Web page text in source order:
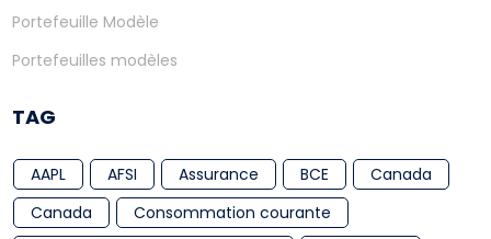
Portefeuille Modèle
Portefeuilles modèles
TAG
AAPL AFSI Assurance BCE
Canada
Canada
Consommation courante